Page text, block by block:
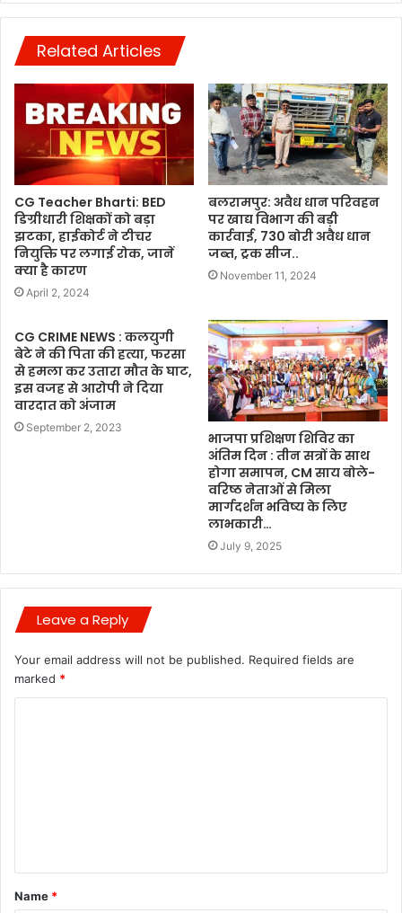
Related Articles
CG Teacher Bharti: BED
डिग्रीधारी शिक्षकों को बड़ा
झटका, हाईकोर्ट ने टीचर
नियुक्ति पर लगाई रोक, जानें
क्या है कारण
April 2, 2024
बलरामपुर: अवैध धान परिवहन
पर खाद्य विभाग की बड़ी
कार्रवाई, 730 बोरी अवैध धान
जब्त, ट्रक सीज..
November 11, 2024
CG CRIME NEWS : कलयुगी
बेटे ने की पिता की हत्या, फरसा
से हमला कर उतारा मौत के घाट,
इस वजह से आरोपी ने दिया
वारदात को अंजाम
September 2, 2023
भाजपा प्रशिक्षण शिविर का
अंतिम दिन : तीन सत्रों के साथ
होगा समापन, CM साय बोले-
वरिष्ठ नेताओं से मिला
मार्गदर्शन भविष्य के लिए
लाभकारी…
July 9, 2025
Leave a Reply
Your email address will not be published. Required fields are
marked *
t
*
Name *